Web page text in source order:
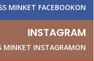
MINKET FACEBOOKON
INSTAGRAM
MINKET INSTAGRAMON